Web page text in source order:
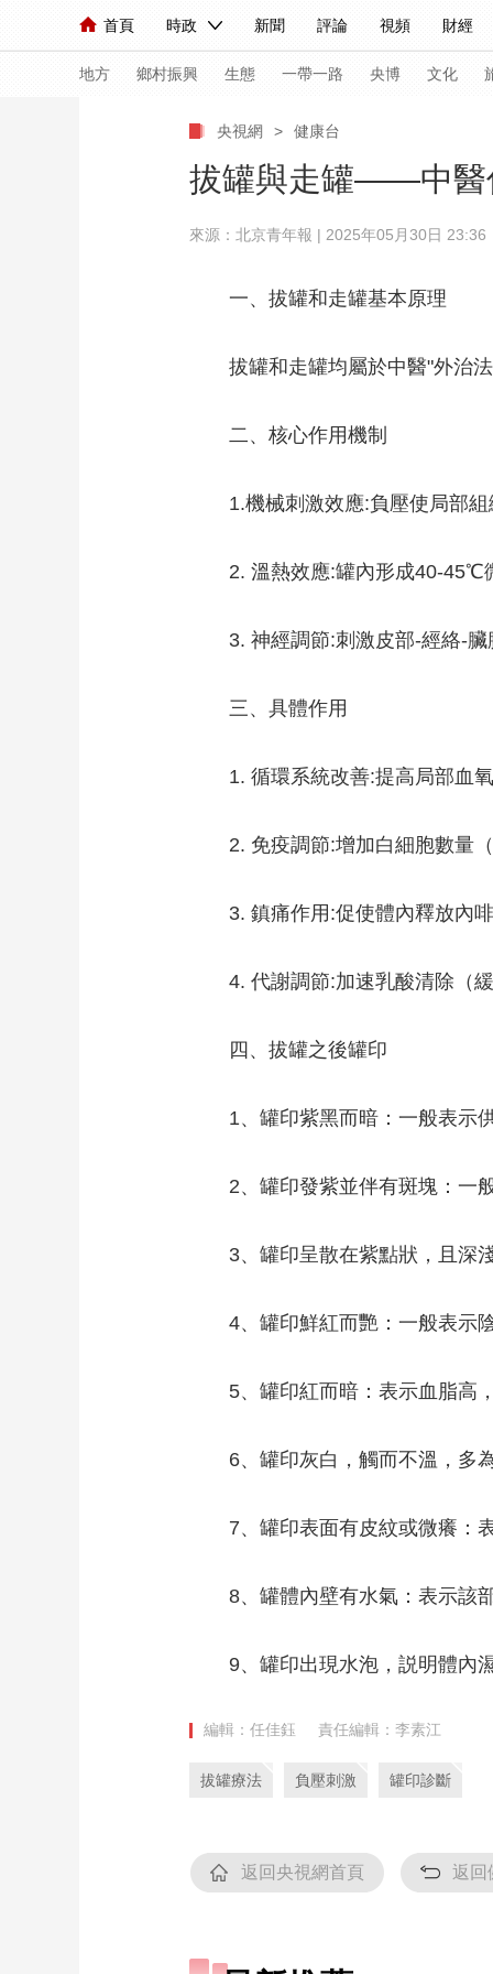
首頁 時政 新聞 評論 視頻 財經
人民領袖習近平 聯播+ 中國領導人 央視快評 習
直播 片庫 欄目大全 節目單 聽音 微視頻
海外頻道 iPanda English Монгол
地方 鄉村振興 生態 一帶一路 央博 文化
聯播+ 熱解讀 天天學習
比劃 快看 藍海中國 新
競猜 2026年世界盃
大國展會 大國保險 雲頂對話
CCTV.節目官網 直播 節目單
央視網 > 健康台
拔罐與走罐——中醫
來源：北京青年報 | 2025年05月30日 23:36
一、拔罐和走罐基本原理
拔罐和走罐均屬於中醫"外治
二、核心作用機制
1.機械刺激效應:負壓使局部
2. 溫熱效應:罐內形成40-45℃
3. 神經調節:刺激皮部-經絡-
三、具體作用
1. 循環系統改善:提高局部血
2. 免疫調節:增加白細胞數量
3. 鎮痛作用:促使體內釋放內
4. 代謝調節:加速乳酸清除（
四、拔罐之後罐印
1、罐印紫黑而暗：一般表示
2、罐印發紫並伴有斑塊：一
3、罐印呈散在紫點狀，且深
4、罐印鮮紅而艷：一般表示
5、罐印紅而暗：表示血脂高
6、罐印灰白，觸而不溫，多
7、罐印表面有皮紋或微癢：
8、罐體內壁有水氣：表示該
9、罐印出現水泡，説明體內
編輯：任佳鈺 責任編輯：李素江
拔罐療法 負壓刺激 罐印診斷
返回央視網首頁 返回